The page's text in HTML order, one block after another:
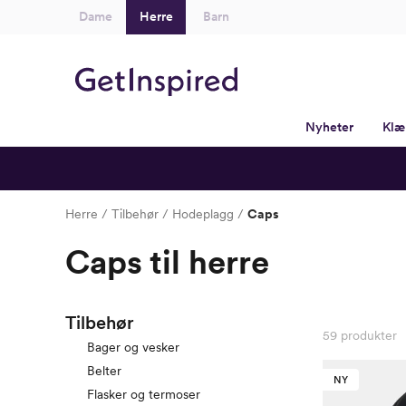
Dame Herre Barn
Nyheter
Herre Tilbehør Hodeplagg Caps
Caps til herre
Tilbehør
Bager og vesker
Belter
Flasker og termoser
59 produkter
NY